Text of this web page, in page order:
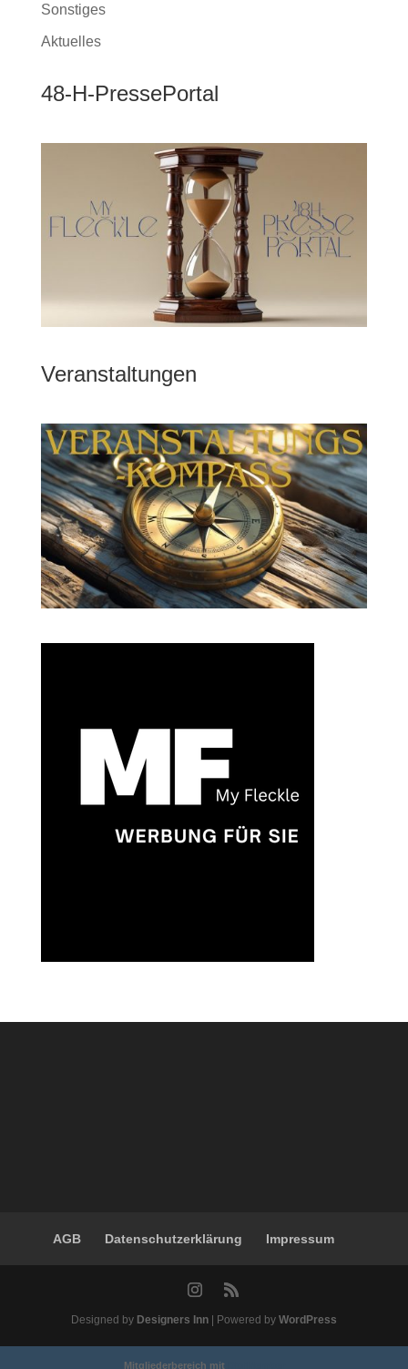
Sonstiges
Aktuelles
48-H-PressePortal
Veranstaltungen
AGB Datenschutzerklärung Impressum
Designed by Designers Inn| Powered by WordPress
Mitgliederbereich mit